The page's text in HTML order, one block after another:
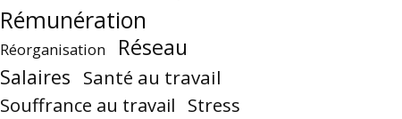
Rémunération
Réorganisation Réseau
Salaires Santé au travail
Souffrance au travail Stress